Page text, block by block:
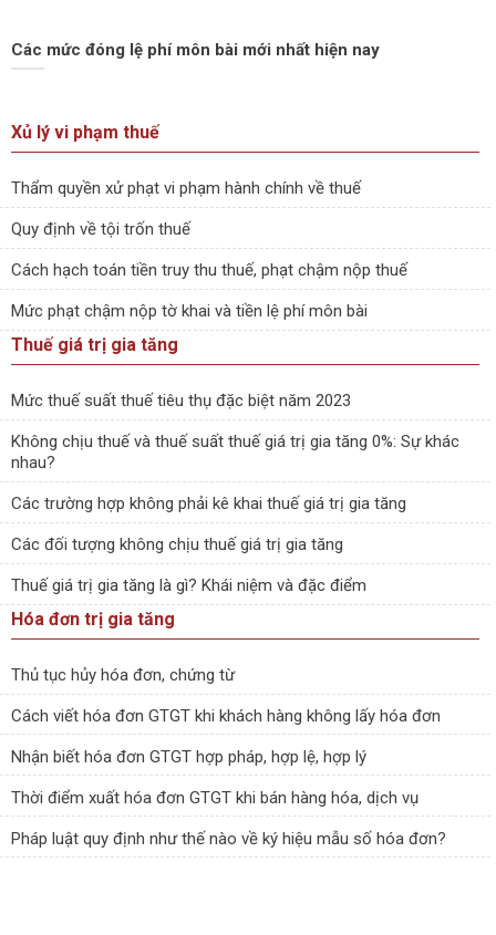
Các mức đóng lệ phí môn bài mới nhất hiện nay
Xủ lý vi phạm thuế
Thẩm quyền xử phạt vi phạm hành chính về thuế
Quy định về tội trốn thuế
Cách hạch toán tiền truy thu thuế, phạt chậm nộp thuế
Mức phạt chậm nộp tờ khai và tiền lệ phí môn bài
Thuế giá trị gia tăng
Mức thuế suất thuế tiêu thụ đặc biệt năm 2023
Không chịu thuế và thuế suất thuế giá trị gia tăng 0%: Sự khác
nhau?
Các trường hợp không phải kê khai thuế giá trị gia tăng
Các đối tượng không chịu thuế giá trị gia tăng
Thuế giá trị gia tăng là gì? Khái niệm và đặc điểm
Hóa đơn trị gia tăng
Thủ tục hủy hóa đơn, chứng từ
Cách viết hóa đơn GTGT khi khách hàng không lấy hóa đơn
Nhận biết hóa đơn GTGT hợp pháp, hợp lệ, hợp lý
Thời điểm xuất hóa đơn GTGT khi bán hàng hóa, dịch vụ
Pháp luật quy định như thế nào về ký hiệu mẫu số hóa đơn?